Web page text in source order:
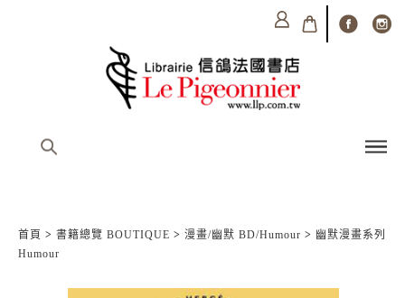
首頁 > 書籍總覽 BOUTIQUE > 漫畫/幽默 BD/Humour > 幽默漫畫系列
Humour